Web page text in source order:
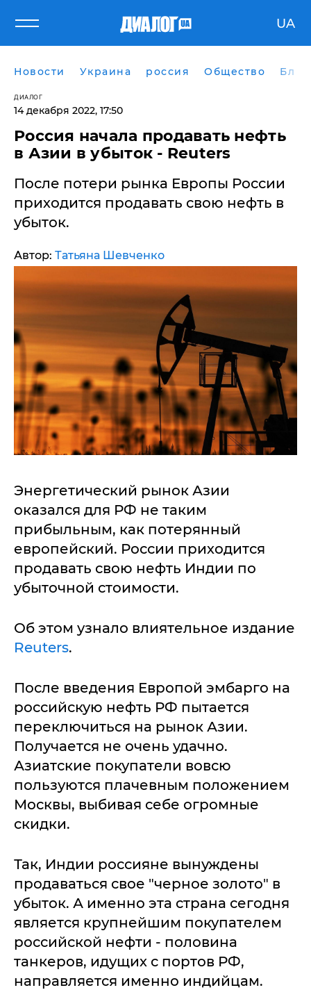
UA
Новости Украина россия Общество
ДИАЛОГ
14 декабря 2022, 17:50
​Россия начала продавать нефть
в Азии в убыток - Reuters
После потери рынка Европы России
приходится продавать свою нефть в
убыток.
Автор: Татьяна Шевченко
Энергетический рынок Азии
оказался для РФ не таким
прибыльным, как потерянный
европейский. России приходится
продавать свою нефть Индии по
убыточной стоимости.
Об этом узнало влиятельное издание
Reuters.
После введения Европой эмбарго на
российскую нефть РФ пытается
переключиться на рынок Азии.
Получается не очень удачно.
Азиатские покупатели вовсю
пользуются плачевным положением
Москвы, выбивая себе огромные
скидки.
Так, Индии россияне вынуждены
продаваться свое "черное золото" в
убыток. А именно эта страна сегодня
является крупнейшим покупателем
российской нефти - половина
танкеров, идущих с портов РФ,
направляется именно индийцам.